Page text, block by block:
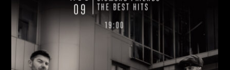
НЕДІЛЯ, 09 СЕРПНЯ
Ціна:
Виконавці: Павло Литвиненко (Рояль,) /Денис